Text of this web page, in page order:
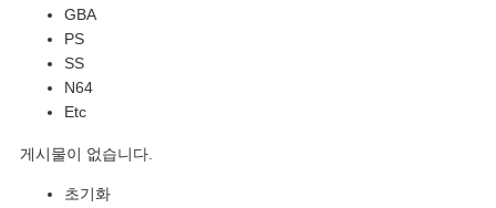
GBA
PS
SS
N64
Etc
게시물이 없습니다.
초기화